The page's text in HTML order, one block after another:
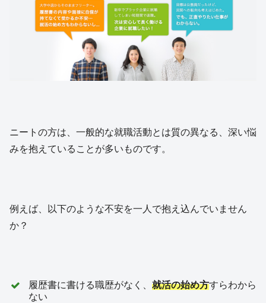
ニートの方は、一般的な就職活動とは質の異なる、深い悩
みを抱えていることが多いものです。
例えば、以下のような不安を一人で抱え込んでいません
か？
履歴書に書ける職歴がなく、 就活の始め方すらわから
ない